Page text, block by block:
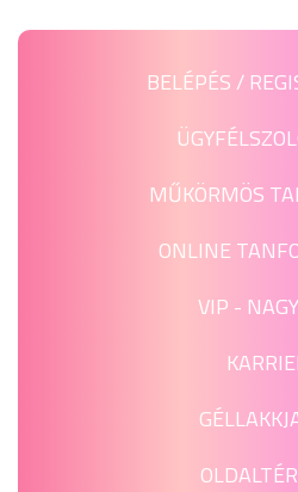
BELÉPÉS /
MŰKÖRMÖS
ONLINE
VIP -